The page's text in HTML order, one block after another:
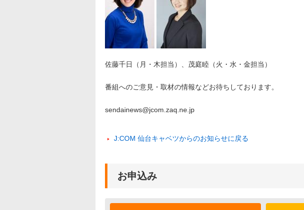
佐藤千日（月・木担当）、茂庭睦（火・水・金担当）
番組へのご意見・取材の情報などお待ちしております。
sendainews@jcom.zaq.ne.jp
J:COM 仙台キャベツからのお知らせに戻る
お申込み